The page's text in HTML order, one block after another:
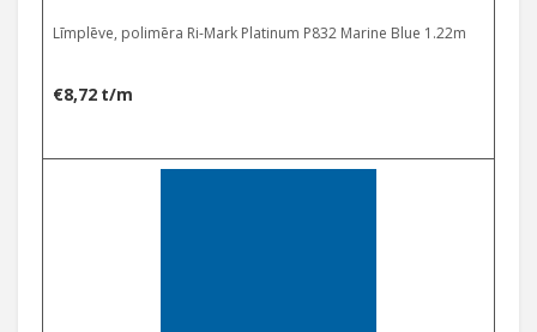
Līmplēve, polimēra Ri-Mark Platinum P832 Marine Blue 1.22m
€8,72 t/m